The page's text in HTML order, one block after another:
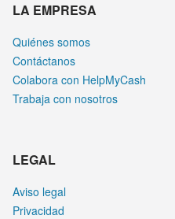
LA EMPRESA
Quiénes somos
Contáctanos
Colabora con HelpMyCash
Trabaja con nosotros
LEGAL
Aviso legal
Privacidad